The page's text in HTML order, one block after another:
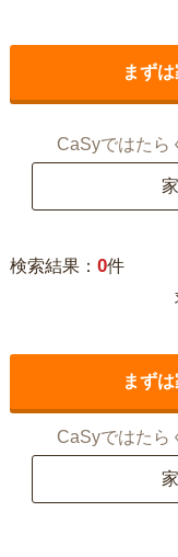
まず
CaSyではたら
検索結果： 0件
まず
CaSyではたら